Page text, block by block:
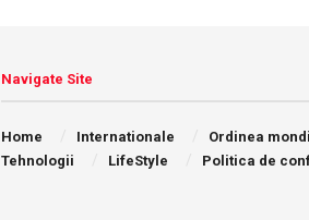
Navigate Site
Home Internationale Ordinea
Tehnologii
LifeStyle Politica de